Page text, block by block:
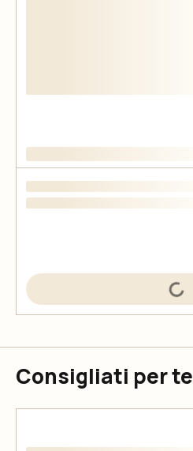
Consigliati per te